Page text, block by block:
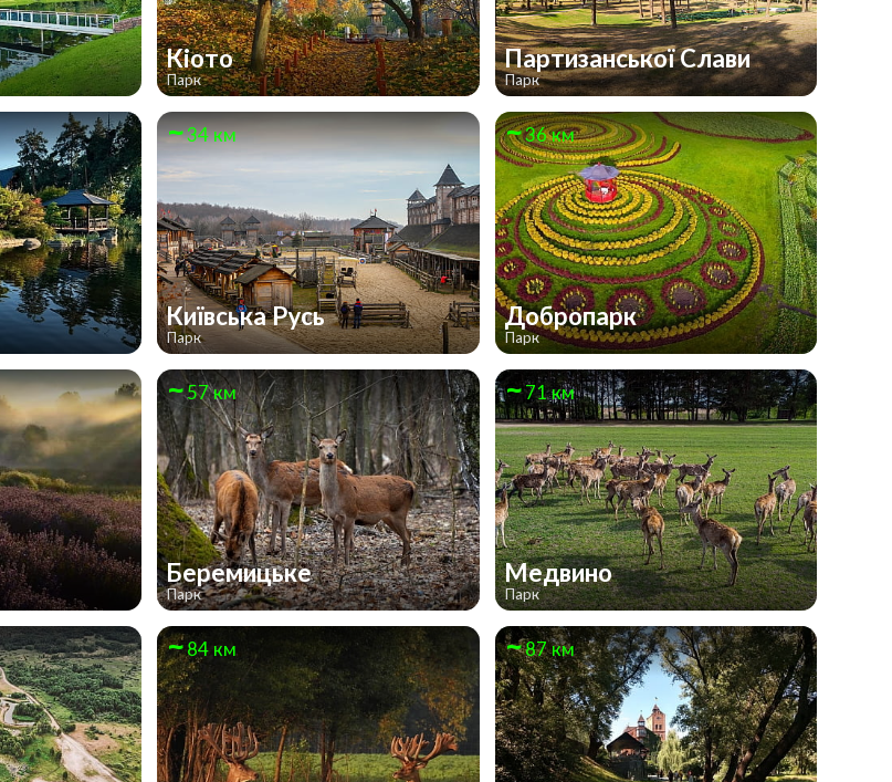
Кіото
Парк
Партизанської Слави
Парк
34 км
Київська Русь
Парк
36 км
Добропарк
Парк
57 км
Беремицьке
Парк
71 км
Медвино
Парк
84 км 87 км